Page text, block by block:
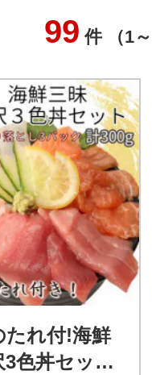
99 件 （1
たれ付!海鮮
3色丼セット